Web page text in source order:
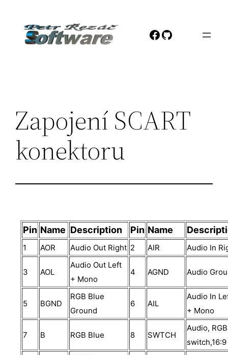
obsah
Facebook
GitHub
Zapojení SCART
konektoru
Pin Name Description Pin Name
1 AOR Audio Out Right 2 AIR Audio In
3 AOL
Audio Out Left
+ Mono
4 AGND Audio
5 BGND
RGB Blue
Ground
6 AIL
Audio In
+ Mono
7 B RGB Blue 8 SWTCH
Audio, RGB
switch,16:9